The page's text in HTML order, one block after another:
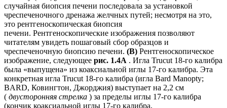
случайная биопсия печени последовала за установкой
чреспеченочного дренажа желчных путей; несмотря на это,
это рентгеноскопическая биопсия
печени. Рентгеноскопические изображения позволяют
читателям увидеть пошаговый сбор образцов и
чреспеченочную биопсию печени. (B) Рентгеноскопическое
изображение, следующее рис. 1.4A . Игла Trucut 18-го калибра
была «выпущена» из коаксиальной иглы 17-го калибра. Эта
конкретная игла Trucut 18-го калибра (игла Bard Manopty;
BARD, Ковингтон, Джорджия) выступает на 2,2 см
( двусторонняя стрелка ) за пределы иглы 17-го калибра
(кончик коаксиальной иглы 17-го калибра,